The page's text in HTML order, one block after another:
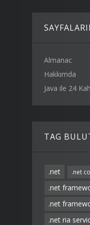
Almanac
Hakkımda
Java ile 24
TAG
.net .net
.net
.net
.net ria